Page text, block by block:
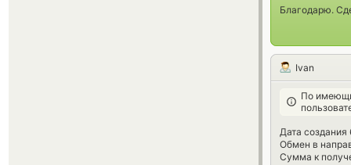
Благодарю.
Ivan
По
Дата
Обмен в
Сумма к